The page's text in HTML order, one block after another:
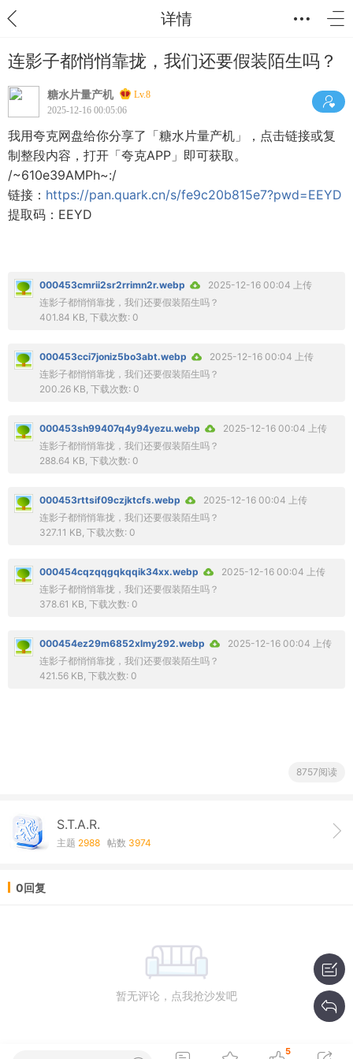
详情
连影子都悄悄靠拢，我们还要假装陌生吗？
糖水片量产机
Lv.8
2025-12-16 00:05:06
我用夸克网盘给你分享了「糖水片量产机」，点击链接或复
制整段内容，打开「夸克APP」即可获取。
/~610e39AMPh~:/
链接： https://pan.quark.cn/s/fe9c20b815e7?pwd=EEYD
提取码：EEYD
000453cmrii2sr2rrimn2r.webp
2025-12-16 00:04 上传
连影子都悄悄靠拢，我们还要假装陌生吗？
401.84 KB, 下载次数: 0
000453cci7joniz5bo3abt.webp
2025-12-16 00:04 上传
连影子都悄悄靠拢，我们还要假装陌生吗？
200.26 KB, 下载次数: 0
000453sh99407q4y94yezu.webp
2025-12-16 00:04 上传
连影子都悄悄靠拢，我们还要假装陌生吗？
288.64 KB, 下载次数: 0
000453rttsif09czjktcfs.webp
2025-12-16 00:04 上传
连影子都悄悄靠拢，我们还要假装陌生吗？
327.11 KB, 下载次数: 0
000454cqzqqgqkqqik34xx.webp
2025-12-16 00:04 上传
连影子都悄悄靠拢，我们还要假装陌生吗？
378.61 KB, 下载次数: 0
000454ez29m6852xlmy292.webp
2025-12-16 00:04 上传
连影子都悄悄靠拢，我们还要假装陌生吗？
421.56 KB, 下载次数: 0
8757阅读
S.T.A.R.
主题 2988 帖数 3974
0回复
暂无评论，点我抢沙发吧
5